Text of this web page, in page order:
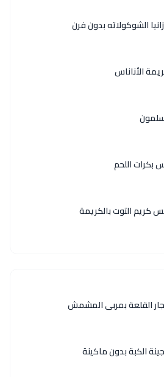
الشوكولاته بدون فرن
الأناناس
بكرات اللحم
كريم التوت بالكريمة
القلعة بمربى المشمش
الكبة بدون ماكينة